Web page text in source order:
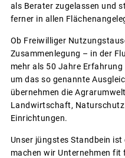
als Berater zugelassen und
ferner in allen
Ob Freiwilliger
Zusammenlegung – in der
mehr als 50 Jahre
um das so genannte
übernehmen die
Landwirtschaft,
Einrichtungen.
Unser jüngstes Standbein
machen wir Unternehmen